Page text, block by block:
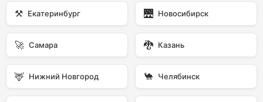
⚒️ Екатеринбург 🌉 Новосибирск
🚀 Самара 🐉 Казань
🦌 Нижний Новгород 🐪 Челябинск